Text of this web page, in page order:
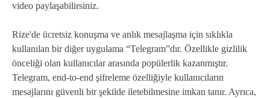
video paylaşabilirsiniz.
Rize'de ücretsiz konuşma ve anlık mesajlaşma için sıklıkla
kullanılan bir diğer uygulama “Telegram”dır. Özellikle gizlilik
önceliği olan kullanıcılar arasında popülerlik kazanmıştır.
Telegram, end-to-end şifreleme özelliğiyle kullanıcıların
mesajlarını güvenli bir şekilde iletebilmesine imkan tanır. Ayrıca,